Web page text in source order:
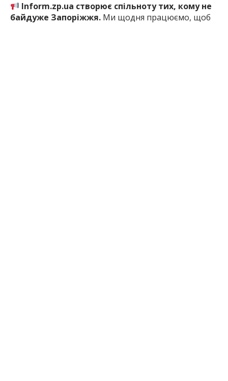
Inform.zp.ua створює спільноту тих, кому не
байдуже Запоріжжя. Ми щодня працюємо, щоб